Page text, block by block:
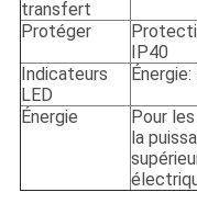
transfert
Protéger
IP40
Indicateurs
LED
Énergie
Pour
la